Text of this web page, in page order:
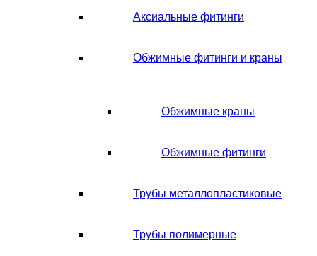
Аксиальные фитинги
Обжимные фитинги и краны
Обжимные краны
Обжимные фитинги
Трубы металлопластиковые
Трубы полимерные